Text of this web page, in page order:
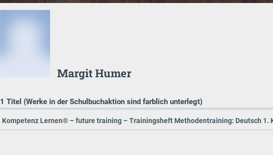
Margit Humer
1 Titel (Werke in der Schulbuchaktion sind farblich unterlegt)
Kompetenz Lernen® – future training – Trainingsheft Methodentraining: Deutsch 1.